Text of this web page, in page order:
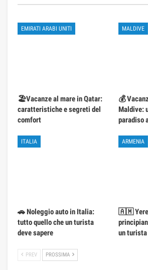
EMIRATI ARABI UNITI
🏖️Vacanze al mare in Qatar:
caratteristiche e segreti del
comfort
MALDIVE
💰
Maldive:
paradiso
ITALIA
🚗 Noleggio auto in Italia:
tutto quello che un turista
deve sapere
ARMENIA
🇦🇲
un turista
PREV PROSSIMA